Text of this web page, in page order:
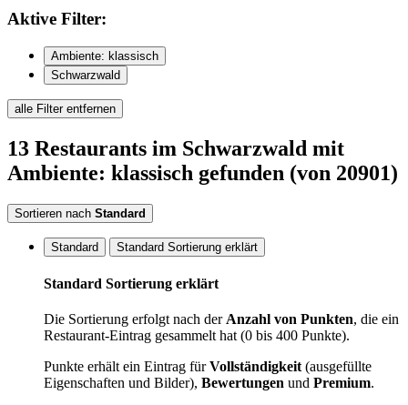
Aktive Filter:
Ambiente: klassisch
Schwarzwald
alle Filter entfernen
13 Restaurants im Schwarzwald mit
Ambiente: klassisch gefunden (von 20901)
Sortieren nach Standard
Standard Standard Sortierung erklärt
Standard Sortierung erklärt
Die Sortierung erfolgt nach derAnzahl von Punkten, die ein
Restaurant-Eintrag gesammelt hat (0 bis 400 Punkte).
Punkte erhält ein Eintrag fürVollständigkeit(ausgefüllte
Eigenschaften und Bilder), Bewertungen und Premium.